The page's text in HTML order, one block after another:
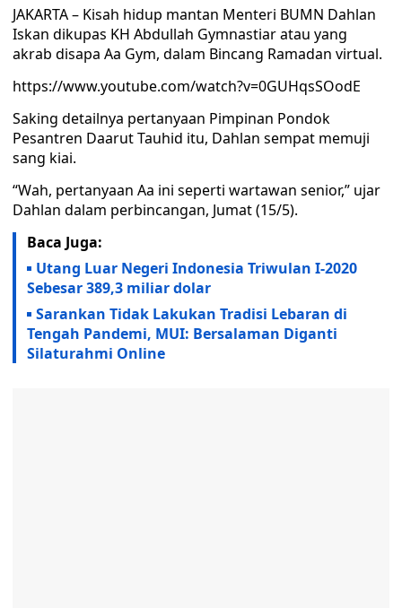
JAKARTA – Kisah hidup mantan Menteri BUMN Dahlan
Iskan dikupas KH Abdullah Gymnastiar atau yang
akrab disapa Aa Gym, dalam Bincang Ramadan virtual.
https://www.youtube.com/watch?v=0GUHqsSOodE
Saking detailnya pertanyaan Pimpinan Pondok
Pesantren Daarut Tauhid itu, Dahlan sempat memuji
sang kiai.
“Wah, pertanyaan Aa ini seperti wartawan senior,” ujar
Dahlan dalam perbincangan, Jumat (15/5).
Baca Juga:
Utang Luar Negeri Indonesia Triwulan I-2020
Sebesar 389,3 miliar dolar
Sarankan Tidak Lakukan Tradisi Lebaran di
Tengah Pandemi, MUI: Bersalaman Diganti
Silaturahmi Online